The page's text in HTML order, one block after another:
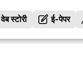
वेब स्टोरी ई-पेपर